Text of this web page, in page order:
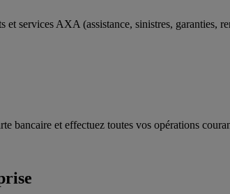
services AXA (assistance, sinistres, garanties,
bancaire et effectuez toutes vos opérations